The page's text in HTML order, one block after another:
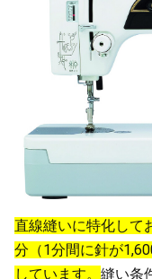
直線縫いに特化して
分（1分間に針が
しています。 縫い条